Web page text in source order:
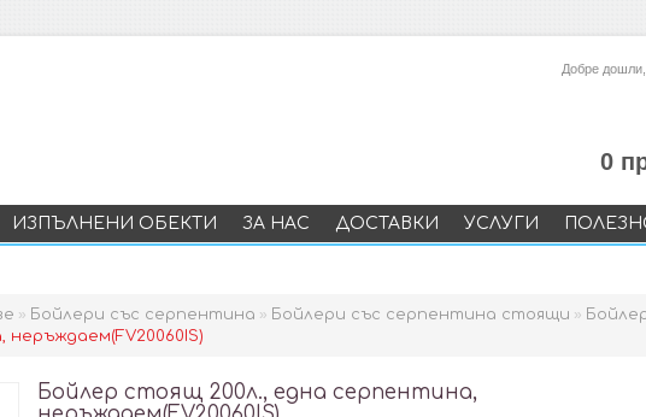
Добре
0
ИЗПЪЛНЕНИ ОБЕКТИ ЗА НАС ДОСТАВКИ УСЛУГИ
» Бойлери със серпентина » Бойлери със серпентина стоящи »
Бойлер стоящ 200л., една серпентина,